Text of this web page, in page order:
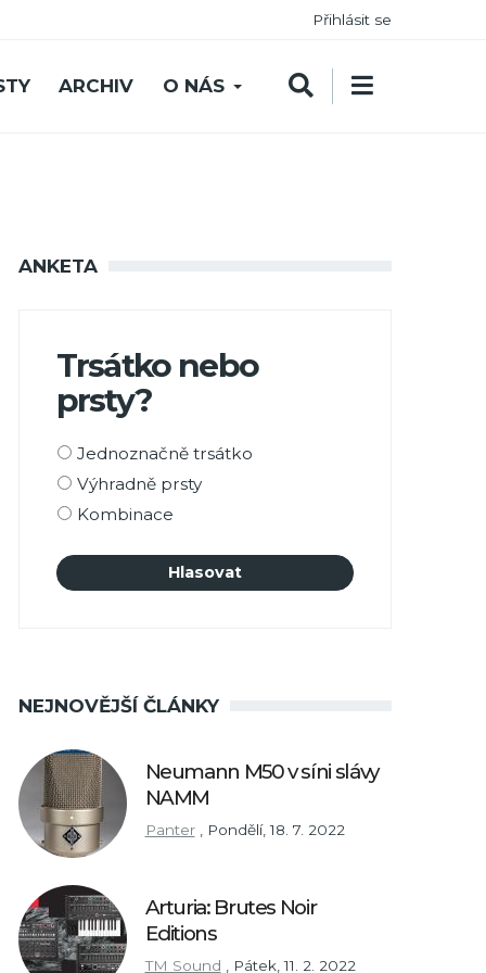
Přihlásit se
ARCHIV O NÁS
ANKETA
Trsátko nebo
prsty?
Možnosti
výběru
Jednoznačně trsátko
Výhradně prsty
Kombinace
NEJNOVĚJŠÍ ČLÁNKY
Neumann M50 v síni slávy
NAMM
Panter Pondělí, 18. 7. 2022
Arturia: Brutes Noir
Editions
TM Sound , Pátek, 11. 2. 2022